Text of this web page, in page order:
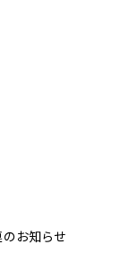
お知らせ